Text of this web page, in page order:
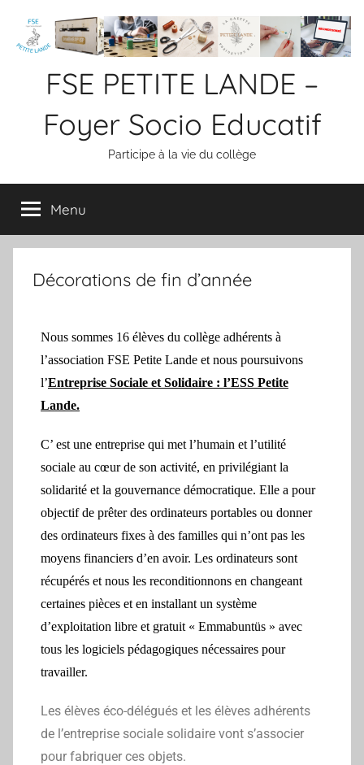
FSE PETITE LANDE –
Foyer Socio Educatif
Participe à la vie du collège
Menu
Décorations de fin d’année
Nous sommes 16 élèves du collège adhérents à
l’association FSE Petite Lande et nous poursuivons
l’Entreprise Sociale et Solidaire : l’ESS Petite
Lande.
C’ est une entreprise qui met l’humain et l’utilité
sociale au cœur de son activité, en privilégiant la
solidarité et la gouvernance démocratique. Elle a pour
objectif de prêter des ordinateurs portables ou donner
des ordinateurs fixes à des familles qui n’ont pas les
moyens financiers d’en avoir. Les ordinateurs sont
récupérés et nous les reconditionnons en changeant
certaines pièces et en installant un système
d’exploitation libre et gratuit « Emmabuntüs » avec
tous les logiciels pédagogiques nécessaires pour
travailler.
Les élèves éco-délégués et les élèves adhérents
de l’entreprise sociale solidaire vont s’associer
pour fabriquer ces objets.